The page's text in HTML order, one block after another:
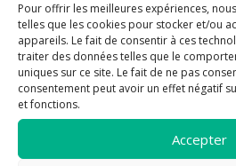
Pour offrir les meilleures expériences,
telles que les cookies pour stocker et/ou
appareils. Le fait de consentir à ces
traiter des données telles que le
uniques sur ce site. Le fait de ne pas
consentement peut avoir un effet négatif
et fonctions.
Accepter